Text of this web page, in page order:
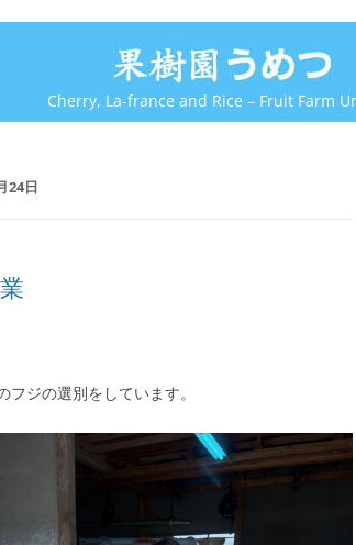
Cherry, La-france and Rice – Fruit Farm
24日
ジの選別をしています。